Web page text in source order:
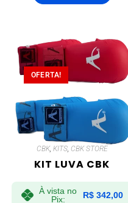
OFERTA!
CBK, KITS, CBK STORE
KIT LUVA CBK
À vista no
Pix:
R$342,00